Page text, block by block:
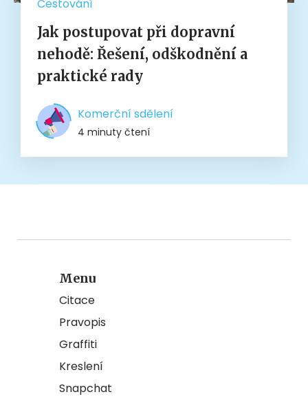
Cestování
Jak postupovat při dopravní
nehodě: Řešení, odškodnění a
praktické rady
Komerční sdělení
4 minuty čtení
Menu
Citace
Pravopis
Graffiti
Kreslení
Snapchat